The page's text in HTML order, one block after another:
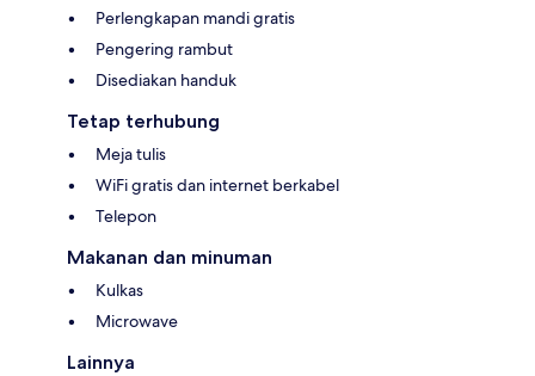
Perlengkapan mandi gratis
Pengering rambut
Disediakan handuk
Tetap terhubung
Meja tulis
WiFi gratis dan internet berkabel
Telepon
Makanan dan minuman
Kulkas
Microwave
Lainnya